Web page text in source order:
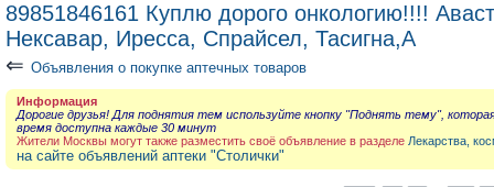
89851846161 Куплю дорого онкологию!!!!
Нексавар, Иресса, Спрайсел, Тасигна,А
⇐ Объявления о покупке аптечных товаров
Информация
Дорогие друзья! Для поднятия тем используйте кнопку "Поднять тему",
время доступна каждые 30 минут
Жители Москвы могут также разместить своё объявление в разделе Лекарства,
на сайте объявлений аптеки "Столички"